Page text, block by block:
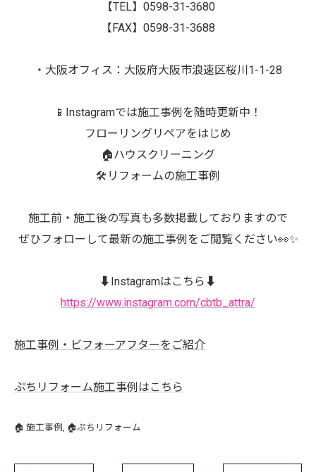
【TEL】0598-31-3680
【FAX】0598-31-3688
・大阪オフィス：大阪府大阪市浪速区桜川1-1-28
📱Instagramでは施工事例を随時更新中！
フローリングリペアをはじめ
🏠ハウスクリーニング
🛠️リフォームの施工事例
施工前・施工後の写真も多数掲載しておりますので
ぜひフォローして最新の施工事例をご閲覧ください👀✨
⬇️Instagramはこちら⬇️
https://www.instagram.com/cbtb_attra/
施工事例・ビフォーアフターをご紹介
ぷちリフォーム施工事例はこちら
🏠 施工事例 🏠ぷちリフォーム